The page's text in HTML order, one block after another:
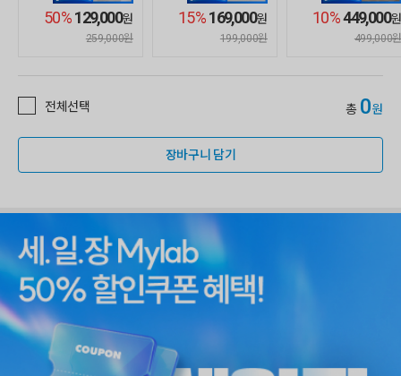
50%129,000원
259,000원
15%169,000원
199,000원
10%449,000원
499,000원
전체선택 총 0원
장바구니 담기